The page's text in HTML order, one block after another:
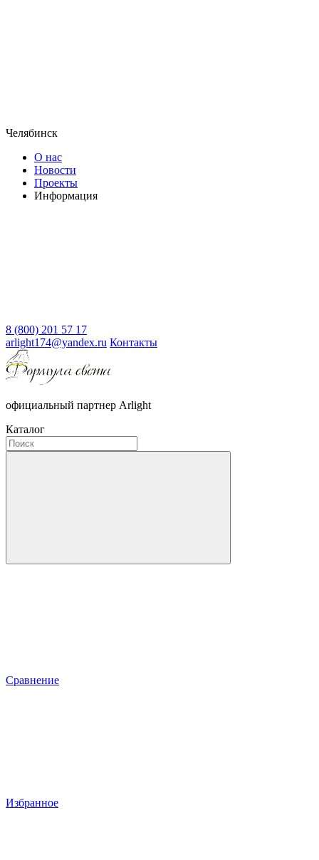
Челябинск
О нас
Новости
Проекты
Информация
8 (800) 201 57 17
arlight174@yandex.ru Контакты
официальный партнер Arlight
Каталог
Сравнение
Избранное